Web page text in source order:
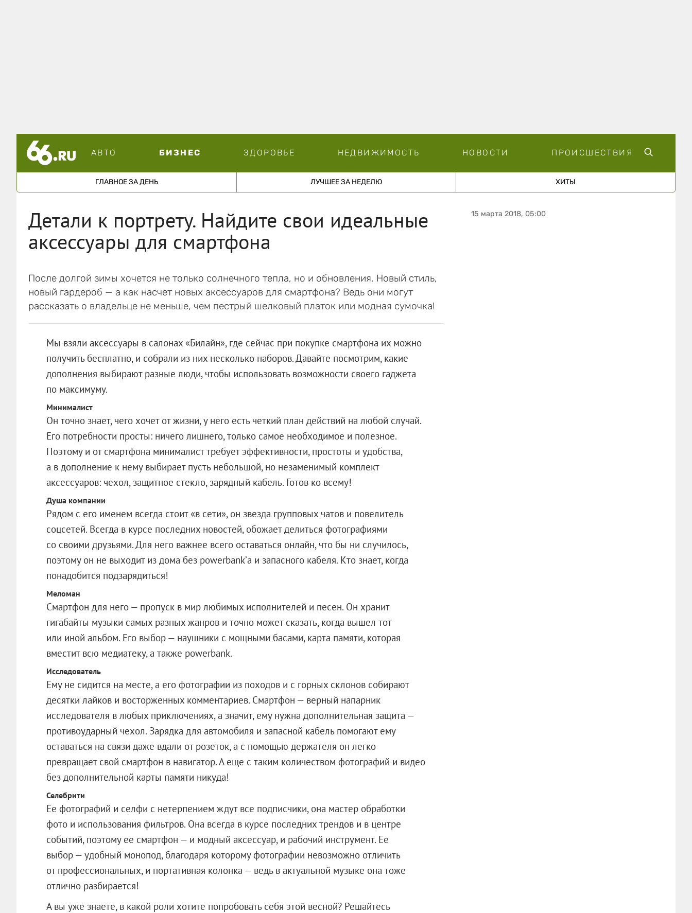
АВТО БИЗНЕС ЗДОРОВЬЕ НЕДВИЖИМОСТЬ НОВОСТИ ПРОИСШЕСТВИЯ
ГЛАВНОЕ ЗА ДЕНЬ ЛУЧШЕЕ ЗА НЕДЕЛЮ ХИТЫ
Детали к портрету. Найдите свои идеальные
аксессуары для смартфона
После долгой зимы хочется не только солнечного тепла, но и обновления. Новый стиль,
новый гардероб — а как насчет новых аксессуаров для смартфона? Ведь они могут
рассказать о владельце не меньше, чем пестрый шелковый платок или модная сумочка!
Мы взяли аксессуары в салонах «Билайн», где сейчас при покупке смартфона их можно
получить бесплатно, и собрали из них несколько наборов. Давайте посмотрим, какие
дополнения выбирают разные люди, чтобы использовать возможности своего гаджета
по максимуму.
Минималист
Он точно знает, чего хочет от жизни, у него есть четкий план действий на любой случай.
Его потребности просты: ничего лишнего, только самое необходимое и полезное.
Поэтому и от смартфона минималист требует эффективности, простоты и удобства,
а в дополнение к нему выбирает пусть небольшой, но незаменимый комплект
аксессуаров: чехол, защитное стекло, зарядный кабель. Готов ко всему!
Душа компании
Рядом с его именем всегда стоит «в сети», он звезда групповых чатов и повелитель
соцсетей. Всегда в курсе последних новостей, обожает делиться фотографиями
со своими друзьями. Для него важнее всего оставаться онлайн, что бы ни случилось,
поэтому он не выходит из дома без powerbank’а и запасного кабеля. Кто знает, когда
понадобится подзарядиться!
Меломан
Смартфон для него — пропуск в мир любимых исполнителей и песен. Он хранит
гигабайты музыки самых разных жанров и точно может сказать, когда вышел тот
или иной альбом. Его выбор — наушники с мощными басами, карта памяти, которая
вместит всю медиатеку, а также powerbank.
Исследователь
Ему не сидится на месте, а его фотографии из походов и с горных склонов собирают
десятки лайков и восторженных комментариев. Смартфон — верный напарник
исследователя в любых приключениях, а значит, ему нужна дополнительная защита —
противоударный чехол. Зарядка для автомобиля и запасной кабель помогают ему
оставаться на связи даже вдали от розеток, а с помощью держателя он легко
превращает свой смартфон в навигатор. А еще с таким количеством фотографий и видео
без дополнительной карты памяти никуда!
Селебрити
Ее фотографий и селфи с нетерпением ждут все подписчики, она мастер обработки
фото и использования фильтров. Она всегда в курсе последних трендов и в центре
событий, поэтому ее смартфон — и модный аксессуар, и рабочий инструмент. Ее
выбор — удобный монопод, благодаря которому фотографии невозможно отличить
от профессиональных, и портативная колонка — ведь в актуальной музыке она тоже
отлично разбирается!
А вы уже знаете, в какой роли хотите попробовать себя этой весной? Решайтесь
15 марта 2018, 05:00